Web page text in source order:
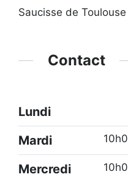
Saucisse de
Contact
Lundi
Mardi
Mercredi